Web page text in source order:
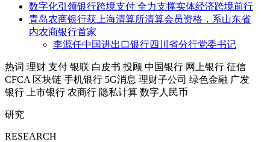
数字化引领银行跨境支付 全力支撑实体经济跨境前行
青岛农商银行获上海清算所清算会员资格，系山东省
内农商银行首家
李源任中国进出口银行四川省分行党委书记
热词 理财 支付 银联 白皮书 投顾 中国银行 网上银行 征信
CFCA 区块链 手机银行 5G消息 理财子公司 绿色金融 广发
银行
上市银行 农商行 隐私计算 数字人民币
研究
RESEARCH